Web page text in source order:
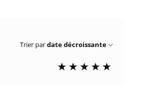
Trier pardate décroissante